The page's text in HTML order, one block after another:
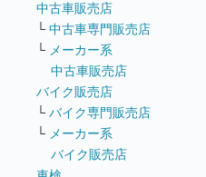
中古車販売店
└ 中古車専門販売店
└ メーカー系
中古車販売店
バイク販売店
└ バイク専門販売店
└ メーカー系
バイク販売店